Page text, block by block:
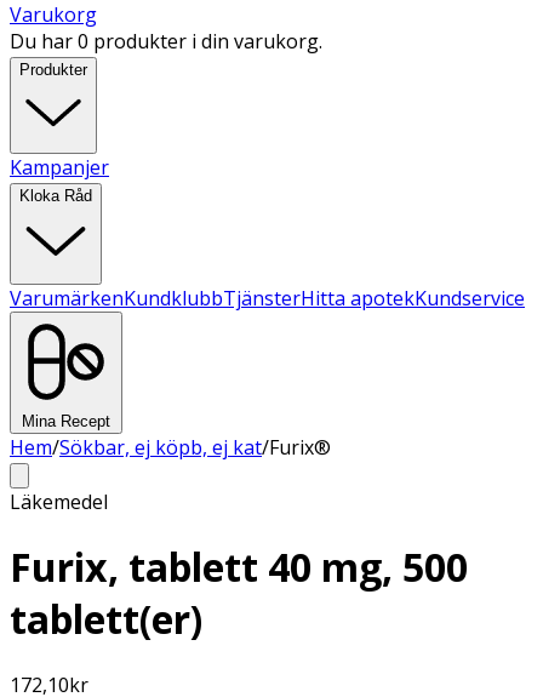
Varukorg
Du har 0 produkter i din varukorg.
Produkter
Kampanjer
Kloka Råd
VarumärkenKundklubbTjänsterHitta apotekKundservice
Mina Recept
Hem/Sökbar, ej köpb, ej kat/Furix®
Läkemedel
Furix, tablett 40 mg, 500
tablett(er)
172,10kr